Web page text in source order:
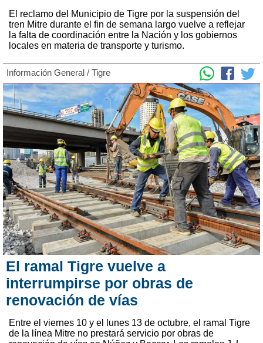
El reclamo del Municipio de Tigre por la suspensión del
tren Mitre durante el fin de semana largo vuelve a reflejar
la falta de coordinación entre la Nación y los gobiernos
locales en materia de transporte y turismo.
Información General / Tigre
El ramal Tigre vuelve a
interrumpirse por obras de
renovación de vías
Entre el viernes 10 y el lunes 13 de octubre, el ramal Tigre
de la línea Mitre no prestará servicio por obras de